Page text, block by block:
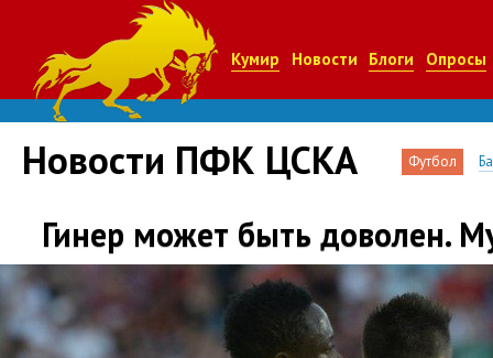
Кумир Новости Блоги Опросы
Новости ПФК ЦСКА Футбол
Гинер может быть доволен.